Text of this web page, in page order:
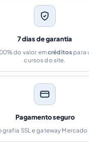
7 dias de garantia
do valor emcréditos para
cursos do site.
Pagamento seguro
SSL e gateway Mercado